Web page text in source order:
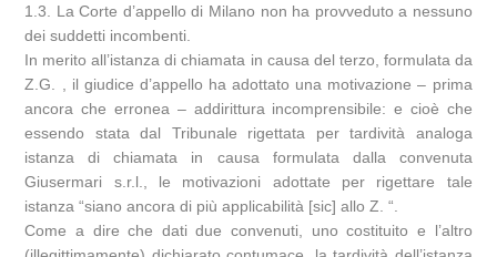
1.3. La Corte d’appello di Milano non ha provveduto a nessuno
dei suddetti incombenti.
In merito all’istanza di chiamata in causa del terzo, formulata da
Z.G. , il giudice d’appello ha adottato una motivazione – prima
ancora che erronea – addirittura incomprensibile: e cioè che
essendo stata dal Tribunale rigettata per tardività analoga
istanza di chiamata in causa formulata dalla convenuta
Giusermari s.r.l., le motivazioni adottate per rigettare tale
istanza “siano ancora di più applicabilità [sic] allo Z. “.
Come a dire che dati due convenuti, uno costituito e l’altro